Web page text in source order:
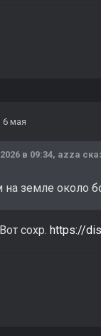
6 мая
в 09:34, azza
земле около
сохр. https://